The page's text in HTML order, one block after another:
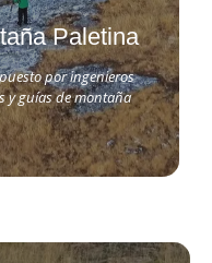
Paletina
por ingenieros
y guías de montaña